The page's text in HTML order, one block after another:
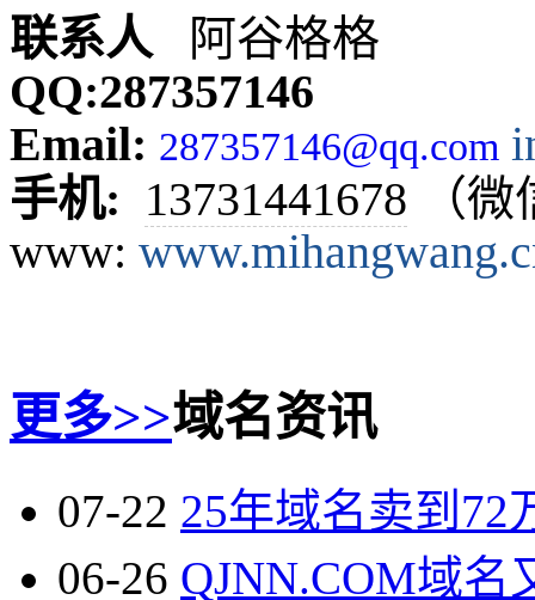
联系人
阿谷格格
QQ:287357146
Email: 287357146@qq.com
手机: 13731441678 （
www: www.mihangwa
更多>>域名资讯
07-22 25年域名卖到72
06-26 QJNN.COM域名